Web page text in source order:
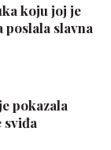
koju joj je
slavna
pokazala
sviđa